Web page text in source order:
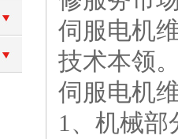
伺服电机
技术本领
伺服电机
1、机械